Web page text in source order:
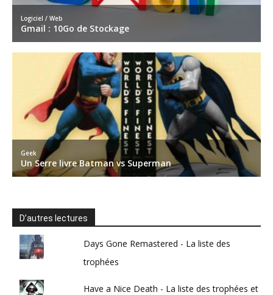
D’autres lectures
Days Gone Remastered - La liste des
trophées
Have a Nice Death - La liste des trophées et